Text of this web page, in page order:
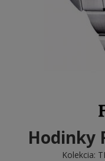
Hodinky
Kolekcia: